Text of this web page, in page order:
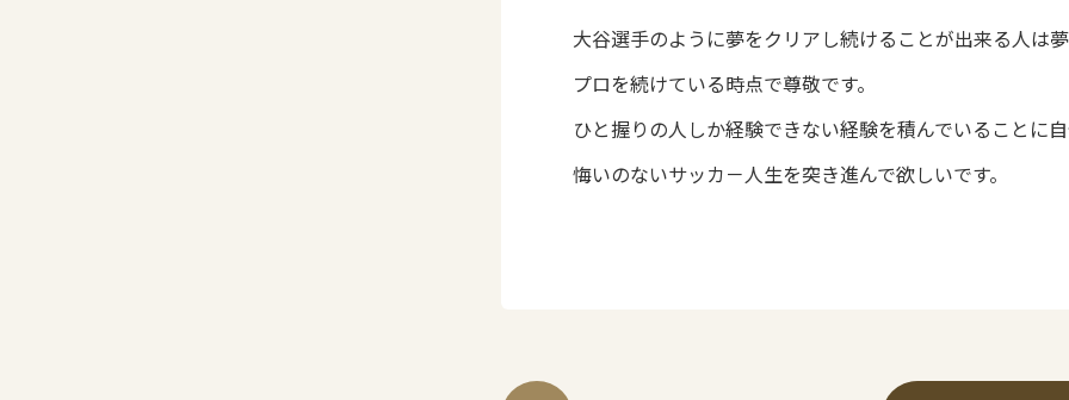
大谷選手のように夢をクリアし続けることが出来る人は
プロを続けている時点で尊敬です。
ひと握りの人しか経験できない経験を積んでいることに
悔いのないサッカ－人生を突き進んで欲しいです。